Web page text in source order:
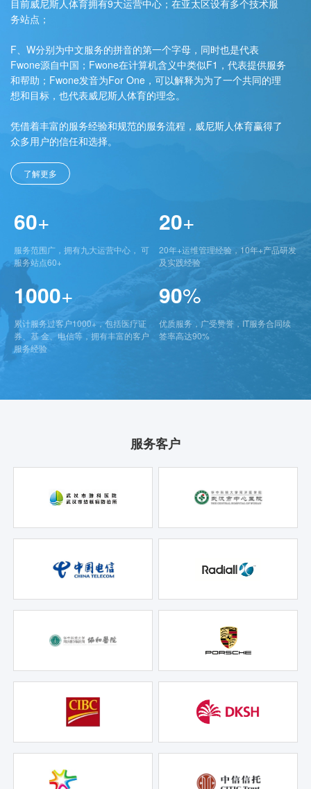
目前威尼斯人体育拥有9大运营中心；在亚太区设有多个技术服
务站点；
F、W分别为中文服务的拼音的第一个字母，同时也是代表
Fwone源自中国；Fwone在计算机含义中类似F1，代表提供服务
和帮助；Fwone发音为For One，可以解释为为了一个共同的理
想和目标，也代表威尼斯人体育的理念。
凭借着丰富的服务经验和规范的服务流程，威尼斯人体育赢得了
众多用户的信任和选择。
了解更多
60+
服务范围广，拥有九大运营中心， 可
服务站点60+
20+
20年+运维管理经验，10年+产品研发
及实践经验
1000+
累计服务过客户1000+，包括医疗证
券、基 金、电信等，拥有丰富的客户
服务经验
90%
优质服务，广受赞誉，IT服务合同续
签率高达90%
服务客户